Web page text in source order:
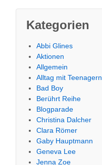
Kategorien
Abbi Glines
Aktionen
Allgemein
Alltag mit Teenagern
Bad Boy
Berührt Reihe
Blogparade
Christina Dalcher
Clara Römer
Gaby Hauptmann
Geneva Lee
Jenna Zoe